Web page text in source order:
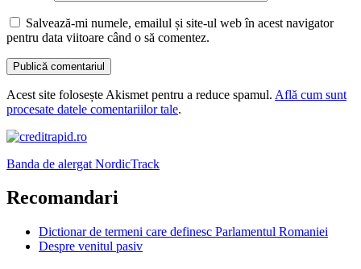
Salvează-mi numele, emailul și site-ul web în acest navigator
pentru data viitoare când o să comentez.
Acest site folosește Akismet pentru a reduce spamul. Află cum sunt
procesate datele comentariilor tale.
Banda de alergat NordicTrack
Recomandari
Dictionar de termeni care definesc Parlamentul Romaniei
Despre venitul pasiv